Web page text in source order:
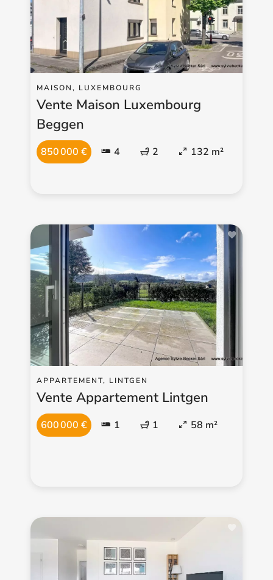
MAISON, LUXEMBOURG
Vente Maison Luxembourg
Beggen
850 000 € 4 2 132 m²
APPARTEMENT, LINTGEN
Vente Appartement Lintgen
600 000 € 1 1 58 m²